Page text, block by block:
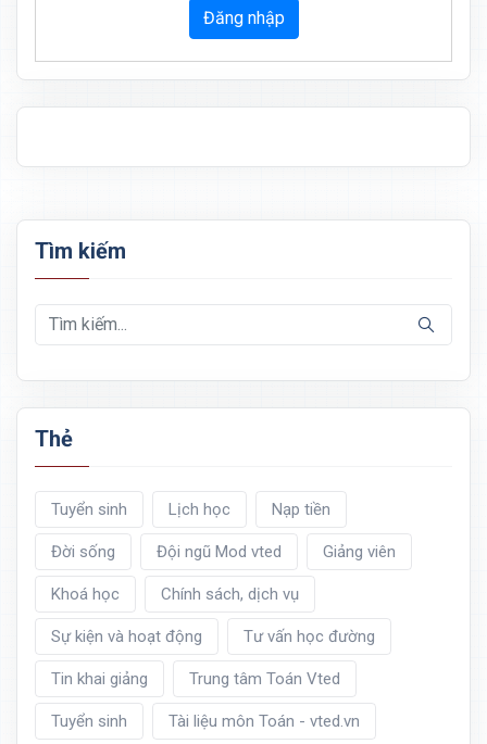
Đăng nhập
Tìm kiếm
Thẻ
Tuyển sinh Lịch học Nạp tiền
Đời sống Đội ngũ Mod vted Giảng viên
Khoá học Chính sách, dịch vụ
Sự kiện và hoạt động Tư vấn học đường
Tin khai giảng Trung tâm Toán Vted
Tuyển sinh Tài liệu môn Toán - vted.vn